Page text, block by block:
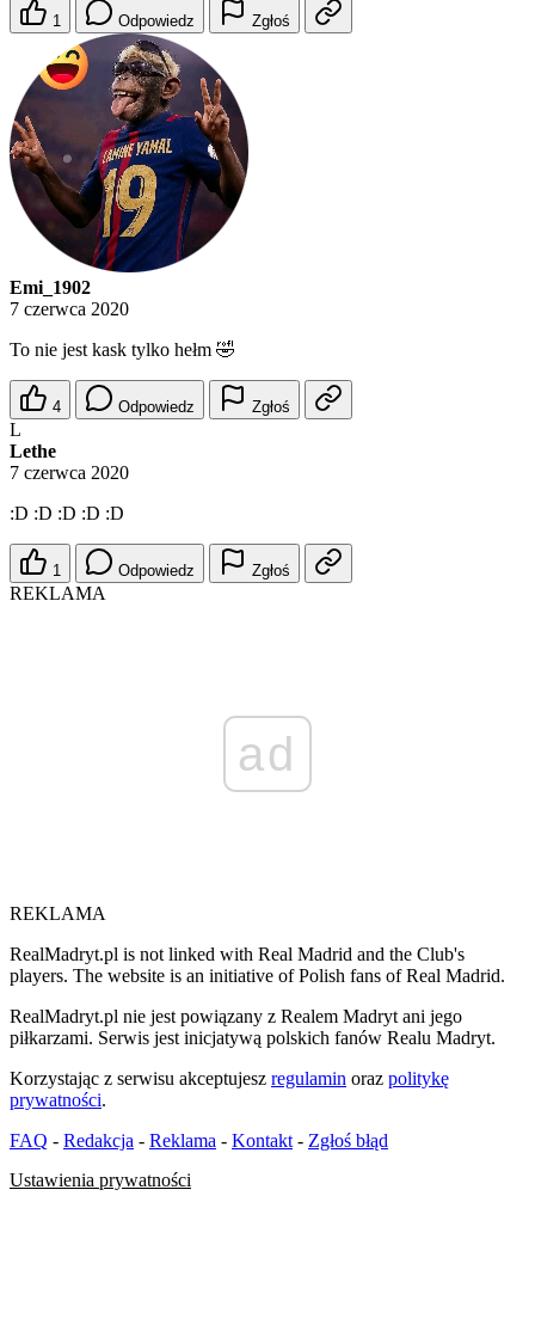
1 Odpowiedz Zgłoś
Emi_1902
7 czerwca 2020
To nie jest kask tylko hełm 🤣
4 Odpowiedz Zgłoś
L
Lethe
7 czerwca 2020
:D :D :D :D :D
1 Odpowiedz Zgłoś
REKLAMA
ad
REKLAMA
RealMadryt.pl is not linked with Real Madrid and the Club's
players. The website is an initiative of Polish fans of Real Madrid.
RealMadryt.pl nie jest powiązany z Realem Madryt ani jego
piłkarzami. Serwis jest inicjatywą polskich fanów Realu Madryt.
Korzystając z serwisu akceptujesz regulamin oraz politykę
prywatności.
FAQ - Redakcja - Reklama - Kontakt - Zgłoś błąd
Ustawienia prywatności